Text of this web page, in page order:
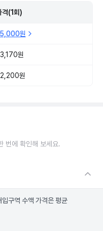
격(1회)
원
원
원
번에 확인해 보세요.
입구역 수액 가격은 평균